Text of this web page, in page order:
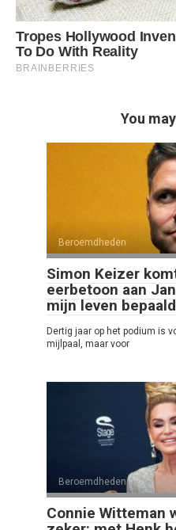
You
Beroemdheden
Simon Keizer
eerbetoon aan
mijn leven
Dertig jaar op het podium is
mijlpaal, maar voor
Beroemdheden
Connie Witteman